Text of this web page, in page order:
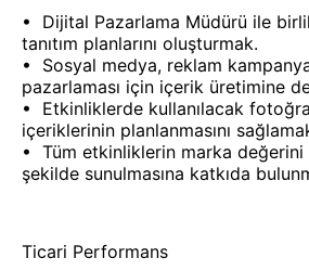
•⁠ ⁠Dijital Pazarlama Müdürü ile
tanıtım planlarını oluşturmak.
•⁠ ⁠Sosyal medya, reklam
pazarlaması için içerik üretimine
•⁠ ⁠Etkinliklerde kullanılacak
içeriklerinin planlanmasını
•⁠ ⁠Tüm etkinliklerin marka
şekilde sunulmasına katkıda
Ticari Performans